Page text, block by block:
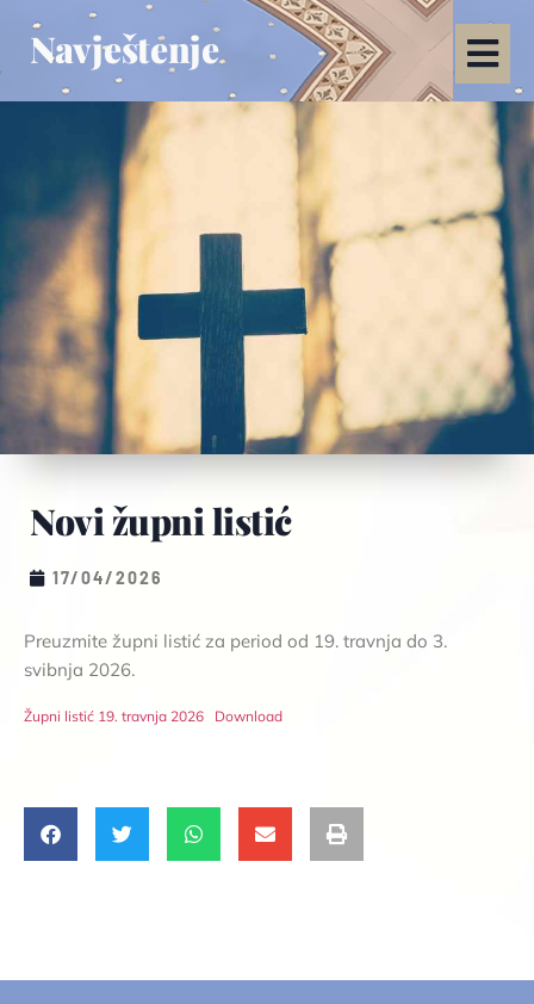
Navještenje
Novi župni listić
17/04/2026
Preuzmite župni listić za period od 19. travnja do 3.
svibnja 2026.
Župni listić 19. travnja 2026 Download